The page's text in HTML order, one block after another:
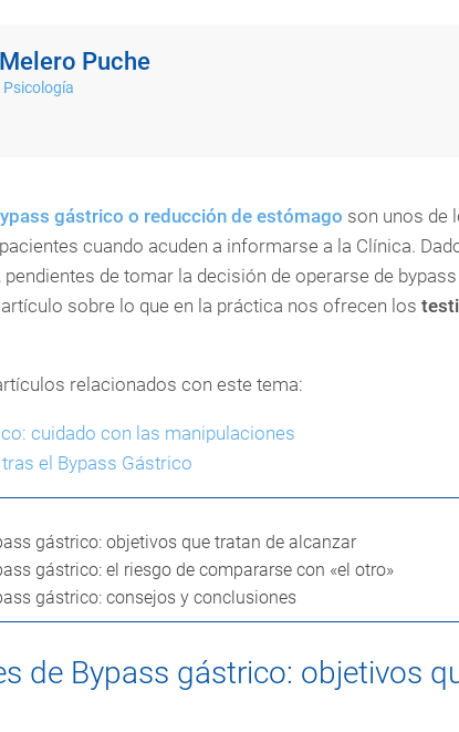
Puche
Psicología
gástrico o reducción de estómago son unos de
cuando acuden a informarse a la Clínica.
de tomar la decisión de operarse de
sobre lo que en la práctica nos ofrecen los
relacionados con este tema:
cuidado con las manipulaciones
el Bypass Gástrico
gástrico: objetivos que tratan de alcanzar
gástrico: el riesgo de compararse con «el otro»
gástrico: consejos y conclusiones
de Bypass gástrico: objetivos